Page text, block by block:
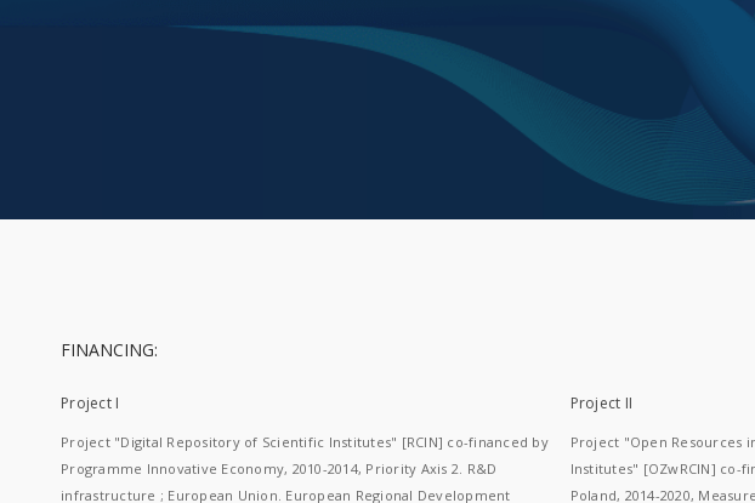
FINANCING:
Project I
Project "Digital Repository of Scientific Institutes" [RCIN] co-financed by
Programme Innovative Economy, 2010-2014, Priority Axis 2. R&D
infrastructure ; European Union. European Regional Development
Project II
Project "Open Resources
Institutes" [OZwRCIN] co-
Poland, 2014-2020,